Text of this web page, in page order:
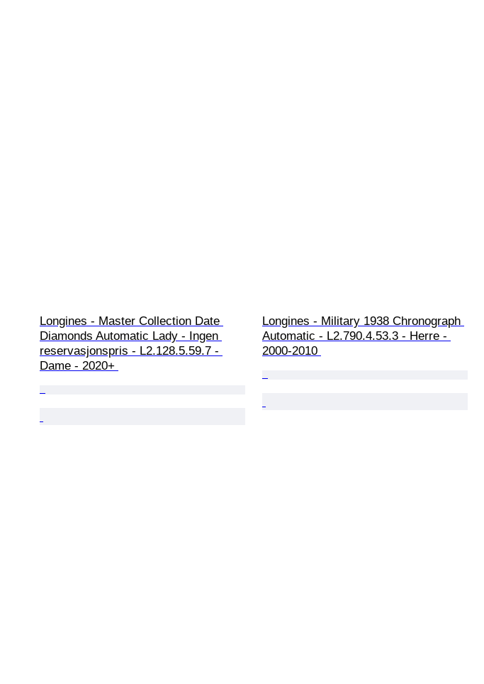
Longines - Master Collection Date
Diamonds Automatic Lady - Ingen
reservasjonspris - L2.128.5.59.7 -
Dame - 2020+
Longines - Military 1938 Chronograph
Automatic - L2.790.4.53.3 - Herre -
2000-2010